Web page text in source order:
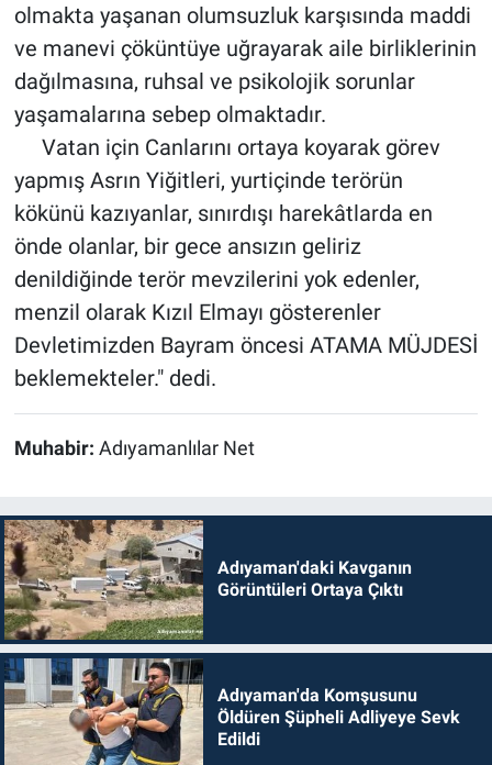
olmakta yaşanan olumsuzluk karşısında maddi
ve manevi çöküntüye uğrayarak aile birliklerinin
dağılmasına, ruhsal ve psikolojik sorunlar
yaşamalarına sebep olmaktadır.
Vatan için Canlarını ortaya koyarak görev
yapmış Asrın Yiğitleri, yurtiçinde terörün
kökünü kazıyanlar, sınırdışı harekâtlarda en
önde olanlar, bir gece ansızın geliriz
denildiğinde terör mevzilerini yok edenler,
menzil olarak Kızıl Elmayı gösterenler
Devletimizden Bayram öncesi ATAMA MÜJDESİ
beklemekteler." dedi.
Muhabir: Adıyamanlılar Net
Adıyaman'daki Kavganın
Görüntüleri Ortaya Çıktı
Adıyaman'da Komşusunu
Öldüren Şüpheli Adliyeye Sevk
Edildi